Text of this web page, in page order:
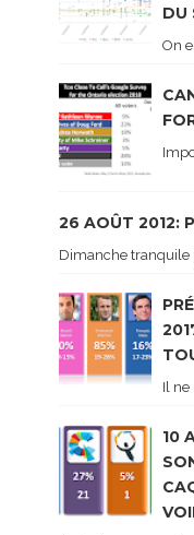
DU
On
26 AOÛT 2012:
Dimanche tranquile
Il ne
10